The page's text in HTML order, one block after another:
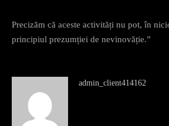
Precizăm că aceste activități nu pot, în
principiul prezumției de nevinovăție.”
admin_client414162